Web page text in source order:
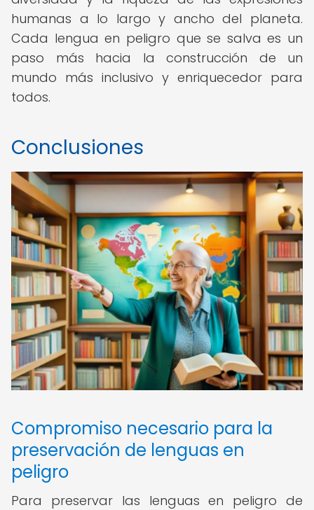
humanas a lo largo y ancho del planeta.
Cada lengua en peligro que se salva es un
paso más hacia la construcción de un
mundo más inclusivo y enriquecedor para
todos.
Conclusiones
Compromiso necesario para la
preservación de lenguas en
peligro
Para preservar las lenguas en peligro de